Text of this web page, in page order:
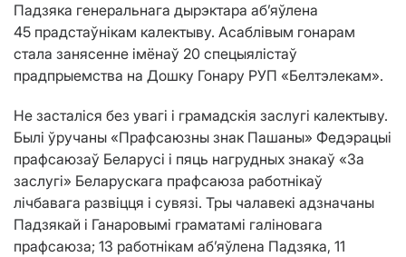
Падзяка генеральнага дырэктара аб’яўлена
45 прадстаўнікам калектыву. Асаблівым гонарам
стала занясенне імёнаў 20 спецыялістаў
прадпрыемства на Дошку Гонару РУП «Белтэлекам».
Не засталіся без увагі і грамадскія заслугі калектыву.
Былі ўручаны «Прафсаюзны знак Пашаны» Федэрацыі
прафсаюзаў Беларусі і пяць нагрудных знакаў «За
заслугі» Беларускага прафсаюза работнікаў
лічбавага развіцця і сувязі. Тры чалавекі адзначаны
Падзякай і Ганаровымі граматамі галіновага
прафсаюза; 13 работнікам аб’яўлена Падзяка, 11